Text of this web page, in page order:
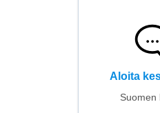
Aloita
Suomen